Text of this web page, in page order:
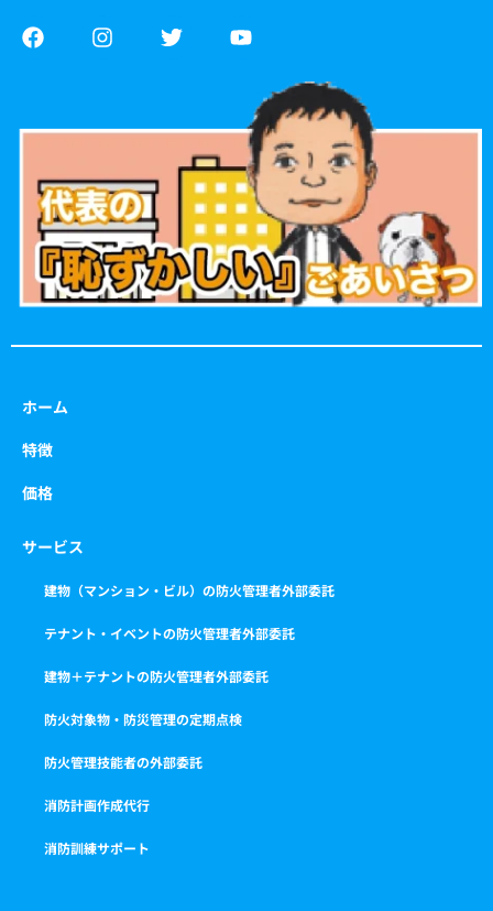
F
a
o
k
I
n
g
a
m
T
w
e
Y
o
u
b
e
ホーム
特徴
価格
サービス
建物（マンション・ビル）の防火管理者外部委託
テナント・イベントの防火管理者外部委託
建物＋テナントの防火管理者外部委託
防火対象物・防災管理の定期点検
防火管理技能者の外部委託
消防計画作成代行
消防訓練サポート